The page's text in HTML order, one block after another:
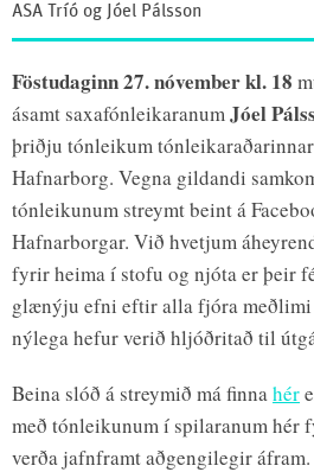
ASA Tríó og Jóel Pálsson
Föstudaginn 27. nóvember kl. 18
ásamt saxafónleikaranumJóel
þriðju tónleikum
Hafnarborg. Vegna gildandi
tónleikunum streymt beint á
Hafnarborgar. Við hvetjum
fyrir heima í stofu og njóta er þeir
glænýju efni eftir alla fjóra
nýlega hefur verið hljóðritað til
Beina slóð á streymið má finnahér
með tónleikunum í spilaranum hér
verða jafnframt aðgengilegir áfram.